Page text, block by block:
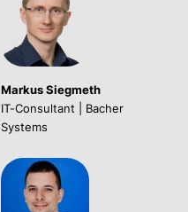
Markus Siegmeth
IT-Consultant | Bacher
Systems